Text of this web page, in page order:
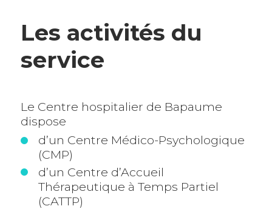
Les activités du
service
Le Centre hospitalier de Bapaume
dispose
d’un Centre Médico-Psychologique
(CMP)
d’un Centre d’Accueil
Thérapeutique à Temps Partiel
(CATTP)